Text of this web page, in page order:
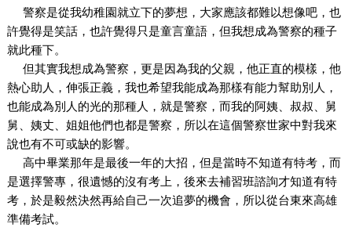
警察是從我幼稚園就立下的夢想，大家應該都難以想像吧，也
許覺得是笑話，也許覺得只是童言童語，但我想成為警察的種子
就此種下。
但其實我想成為警察，更是因為我的父親，他正直的模樣，他
熱心助人，伸張正義，我也希望我能成為那樣有能力幫助別人，
也能成為別人的光的那種人，就是警察，而我的阿姨、叔叔、舅
舅、姨丈、姐姐他們也都是警察，所以在這個警察世家中對我來
說也有不可或缺的影響。
高中畢業那年是最後一年的大招，但是當時不知道有特考，而
是選擇警專，很遺憾的沒有考上，後來去補習班諮詢才知道有特
考，於是毅然決然再給自己一次追夢的機會，所以從台東來高雄
準備考試。